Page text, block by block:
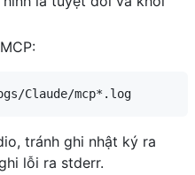
tránh ghi nhật ký ra
lỗi ra stderr.